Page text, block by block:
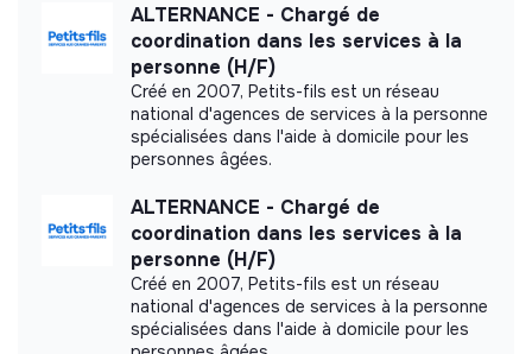
ALTERNANCE - Chargé de
coordination dans les services à la
personne (H/F)
Créé en 2007, Petits-fils est un réseau
national d'agences de services à la personne
spécialisées dans l'aide à domicile pour les
personnes âgées.
ALTERNANCE - Chargé de
coordination dans les services à la
personne (H/F)
Créé en 2007, Petits-fils est un réseau
national d'agences de services à la personne
spécialisées dans l'aide à domicile pour les